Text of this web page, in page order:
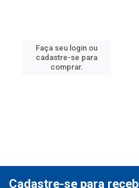
Faça seu login ou
cadastre-se para
comprar.
Cadastre-se para